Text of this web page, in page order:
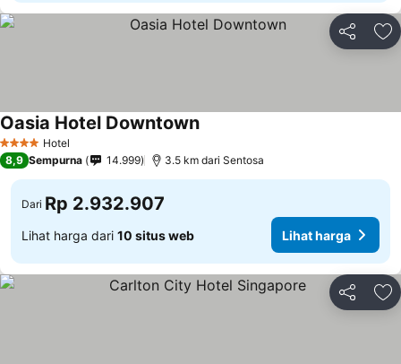
Bagikan
4 BintangHotel
Oasia Hotel Downtown
8,9 Sempurna 14.999 3.5 km dari Sentosa
Dari Rp 2.932.907
Lihat harga dari 10 situs web Lihat harga
Bagikan